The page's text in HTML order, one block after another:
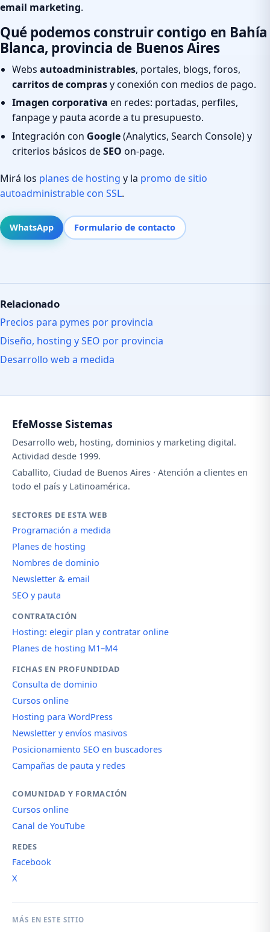
email marketing.
Qué podemos construir contigo en Bahía
Blanca, provincia de Buenos Aires
Webs autoadministrables, portales, blogs, foros,
carritos de comprasy conexión con medios de pago.
Imagen corporativa en redes: portadas, perfiles,
fanpage y pauta acorde a tu presupuesto.
Integración con Google(Analytics, Search Console) y
criterios básicos deSEO on-page.
Mirá los planes de hosting y la promo de sitio
autoadministrable con SSL.
WhatsApp Formulario de contacto
Relacionado
Precios para pymes por provincia
Diseño, hosting y SEO por provincia
Desarrollo web a medida
EfeMosse Sistemas
Desarrollo web, hosting, dominios y marketing digital.
Actividad desde 1999.
Caballito, Ciudad de Buenos Aires · Atención a clientes en
todo el país y Latinoamérica.
SECTORES DE ESTA WEB
Programación a medida
Planes de hosting
Nombres de dominio
Newsletter & email
SEO y pauta
CONTRATACIÓN
Hosting: elegir plan y contratar online
Planes de hosting M1–M4
FICHAS EN PROFUNDIDAD
Consulta de dominio
Cursos online
Hosting para WordPress
Newsletter y envíos masivos
Posicionamiento SEO en buscadores
Campañas de pauta y redes
COMUNIDAD Y FORMACIÓN
Cursos online
Canal de YouTube
REDES
Facebook
X
MÁS EN ESTE SITIO